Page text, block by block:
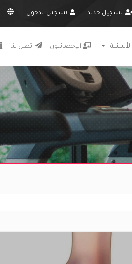
تسجيل جديد تسجيل الدخول
الأسئلة الإخصائيون اتصل بنا